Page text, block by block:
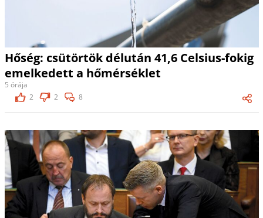
Hőség: csütörtök délután 41,6 Celsius-fokig
emelkedett a hőmérséklet
5 órája
2
2 8